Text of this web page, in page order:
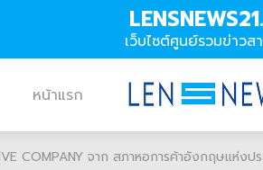
เว็บไซต์ศูนย์รวมข่าวส
หน้าแรก
COMPANY จาก สภาหอการค้าอังกฤษแห่งปร